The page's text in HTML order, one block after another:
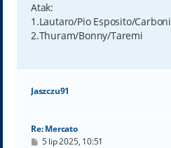
Atak:
1.Lautaro/Pio Esposito/Carboni
2.Thuram/Bonny/Taremi
Jaszczu91
Re: Mercato
P5 lip 2025, 10:51